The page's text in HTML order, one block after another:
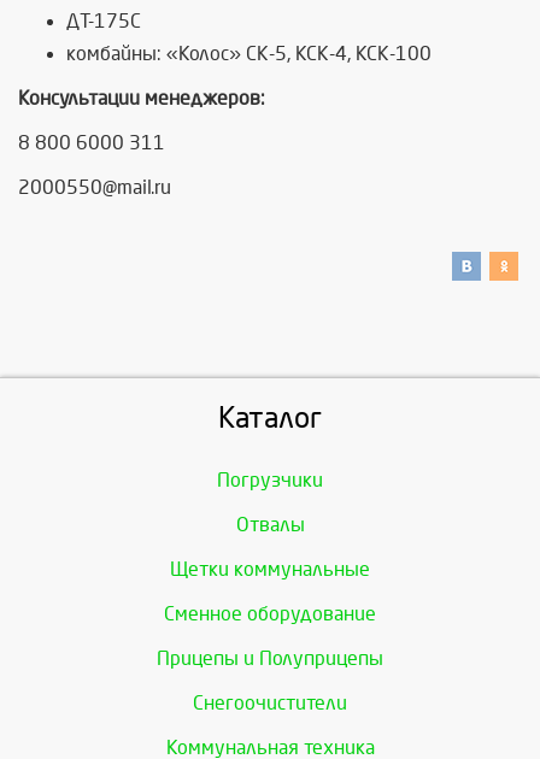
ДТ-175С
комбайны: «Колос» СК-5, КСК-4, КСК-100
Консультации менеджеров:
8 800 6000 311
2000550@mail.ru
Каталог
Погрузчики
Отвалы
Щетки коммунальные
Сменное оборудование
Прицепы и Полуприцепы
Снегоочистители
Коммунальная техника